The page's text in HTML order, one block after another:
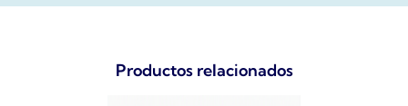
Productos relacionados